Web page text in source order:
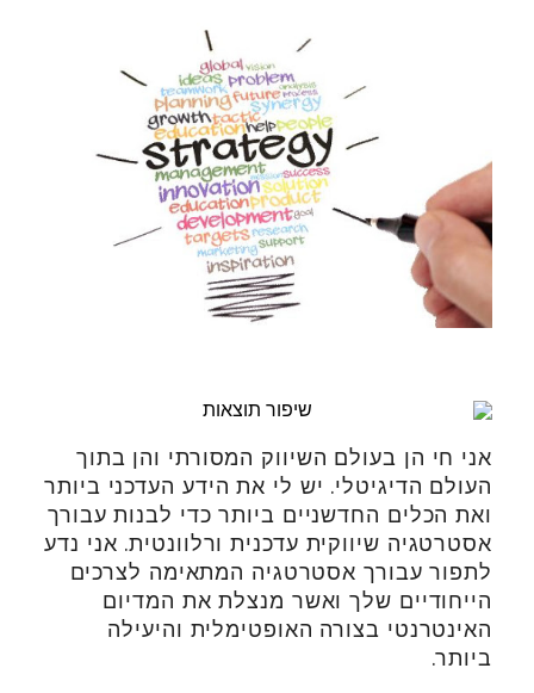
אני חי הן בעולם השיווק המסורתי והן בתוך
העולם הדיגיטלי. יש לי את הידע העדכני ביותר
ואת הכלים החדשניים ביותר כדי לבנות עבורך
אסטרטגיה שיווקית עדכנית ורלוונטית. אני נדע
לתפור עבורך אסטרטגיה המתאימה לצרכים
הייחודיים שלך ואשר מנצלת את המדיום
האינטרנטי בצורה האופטימלית והיעילה
ביותר.